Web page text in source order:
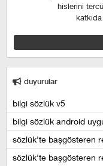
hislerini
duyurular
bilgi sözlük v5
bilgi sözlük android
sözlük'te başgösteren
sözlük'te başgösteren